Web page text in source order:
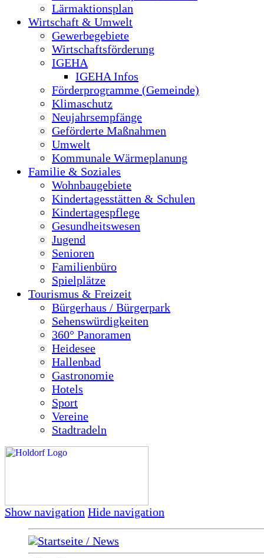
Lärmaktionsplan
Wirtschaft & Umwelt
Gewerbegebiete
Wirtschaftsförderung
IGEHA
IGEHA Infos
Förderprogramme (Gemeinde)
Klimaschutz
Neujahrsempfänge
Geförderte Maßnahmen
Umwelt
Kommunale Wärmeplanung
Familie & Soziales
Wohnbaugebiete
Kindertagesstätten & Schulen
Kindertagespflege
Gesundheitswesen
Jugend
Senioren
Familienbüro
Spielplätze
Tourismus & Freizeit
Bürgerhaus / Bürgerpark
Sehenswürdigkeiten
360° Panoramen
Heidesee
Hallenbad
Gastronomie
Hotels
Sport
Vereine
Stadtradeln
Show navigation Hide navigation
Startseite / News